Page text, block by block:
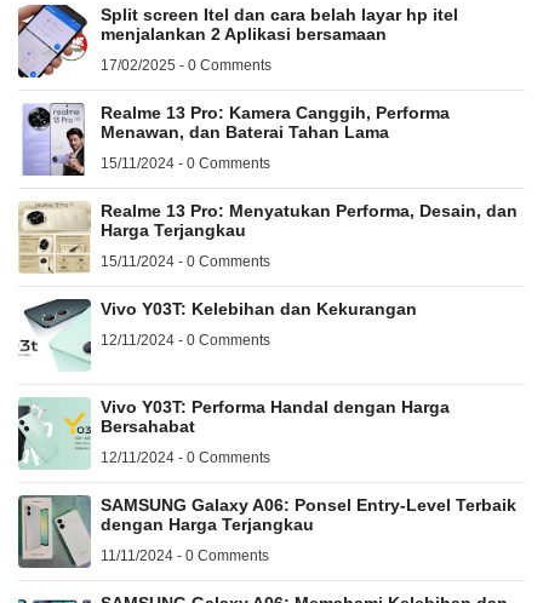
Split screen Itel dan cara belah layar hp itel
menjalankan 2 Aplikasi bersamaan
17/02/2025 - 0 Comments
Realme 13 Pro: Kamera Canggih, Performa
Menawan, dan Baterai Tahan Lama
15/11/2024 - 0 Comments
Realme 13 Pro: Menyatukan Performa, Desain, dan
Harga Terjangkau
15/11/2024 - 0 Comments
Vivo Y03T: Kelebihan dan Kekurangan
12/11/2024 - 0 Comments
Vivo Y03T: Performa Handal dengan Harga
Bersahabat
12/11/2024 - 0 Comments
SAMSUNG Galaxy A06: Ponsel Entry-Level Terbaik
dengan Harga Terjangkau
11/11/2024 - 0 Comments